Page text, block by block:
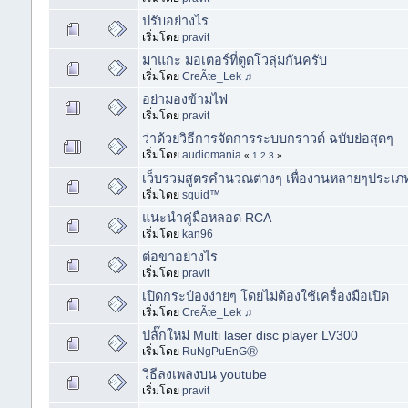
ปรับอย่างไร
เริ่มโดย pravit
มาแกะ มอเตอร์ที่ตูดโวลุ่มกันครับ
เริ่มโดย CreÃte_Lek ♫
อย่ามองข้ามไฟ
เริ่มโดย pravit
ว่าด้วยวิธีการจัดการระบบกราวด์ ฉบับย่อสุดๆ
เริ่มโดย audiomania « 1 2 3 »
เว็บรวมสูตรคำนวณต่างๆ เพื่องานหลายๆประเภ
เริ่มโดย squid™
แนะนำคู่มือหลอด RCA
เริ่มโดย kan96
ต่อขาอย่างไร
เริ่มโดย pravit
เปิดกระป๋องง่ายๆ โดยไม่ต้องใช้เครื่องมือเปิด
เริ่มโดย CreÃte_Lek ♫
ปลั๊กใหม่ Multi laser disc player LV300
เริ่มโดย RuNgPuEnGⓇ
วิธีลงเพลงบน youtube
เริ่มโดย pravit